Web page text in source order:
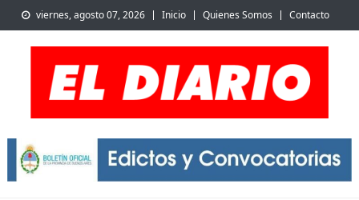
to
content
viernes, agosto 07, 2026 Inicio Quienes Somos Contacto
El Diario de San Pedro |
Noticias locales y